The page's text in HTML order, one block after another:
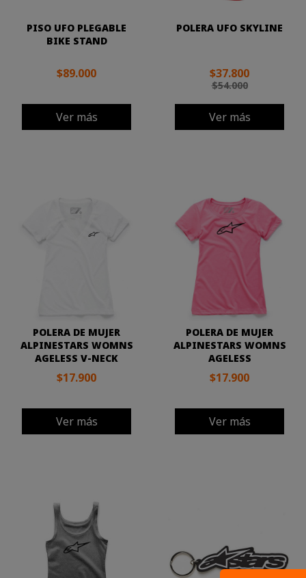
PISO UFO PLEGABLE
BIKE STAND
$89.000
Ver más
POLERA UFO SKYLINE
$54.000
$37.800
Ver más
POLERA DE MUJER
ALPINESTARS WOMNS
AGELESS V-NECK
$17.900
Ver más
POLERA DE MUJER
ALPINESTARS WOMNS
AGELESS
$17.900
Ver más